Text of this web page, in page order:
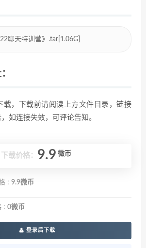
聊天特训营》.tar[1.06G]
载，下载前请阅读上方文件目录，链接
如连接失效，可评论告知。
下载价格： 9.9 微币
: 9.9微币
: 0微币
登录后下载